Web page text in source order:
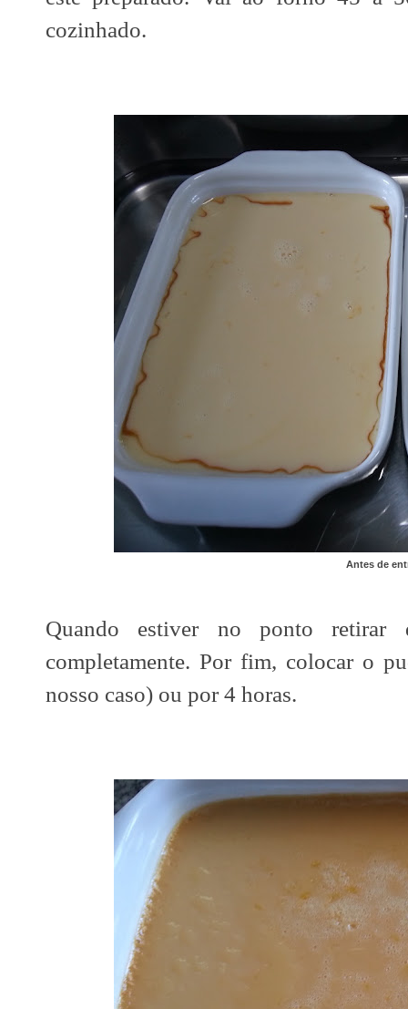
cozinhado.
Antes de
Quando estiver no ponto retirar
completamente. Por fim, colocar o
nosso caso) ou por 4 horas.